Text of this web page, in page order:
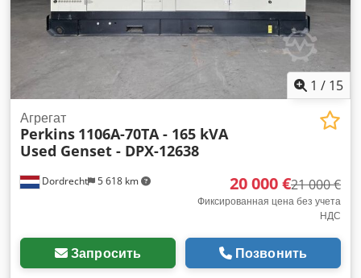
1 / 15
Dordrecht 5 618 km
Агрегат
Perkins 1106A-70TA - 165 kVA
Used Genset - DPX-12638
20 000 €21 000 €
Фиксированная цена без учета
НДС
Запросить Позвонить